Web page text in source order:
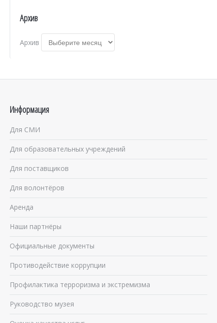
Архив
Архив
Информация
Для СМИ
Для образовательных учреждений
Для поставщиков
Для волонтёров
Аренда
Наши партнёры
Официальные документы
Противодействие коррупции
Профилактика терроризма и экстремизма
Руководство музея